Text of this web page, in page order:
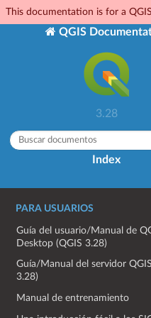
This documentation is for a
QGIS
3.28
Index
PARA USUARIOS
Guía del usuario/Manual de
Desktop (QGIS 3.28)
Guía/Manual del servidor
3.28)
Manual de entrenamiento